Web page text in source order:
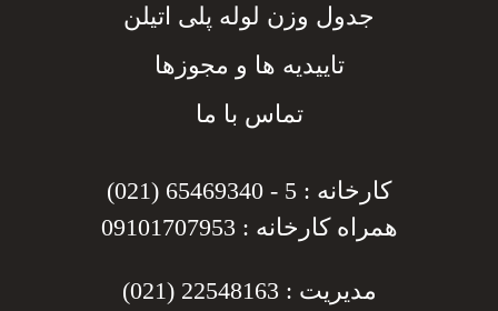
جدول وزن لوله پلی اتیلن
تاییدیه ها و مجوزها
تماس با ما
کارخانه : 5 - 65469340 (021)
همراه کارخانه : 09101707953
مدیریت : 22548163 (021)